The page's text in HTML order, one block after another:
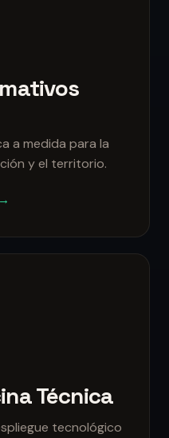
a medida para la
y el territorio.
Técnica
tecnológico